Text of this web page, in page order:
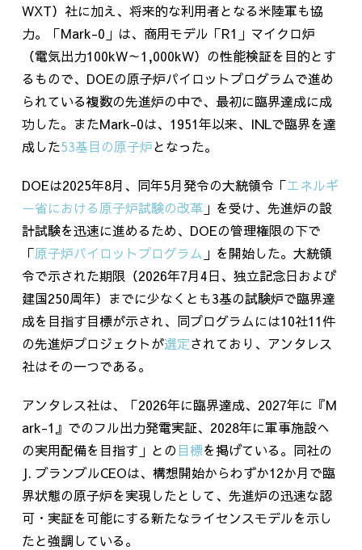
WXT）社に加え、将来的な利用者となる米陸軍も協
力。「Mark-0 」は、商用モデル「R1 」マイクロ炉
（電気出力100kW～1,000kW）の性能検証を目的とす
るもので、 DOEの原子炉パイロットプログラムで進め
られている複数の先進炉の中で、最初に臨界達成に成
功した。またMark-0は、 1951年以来、 INLで臨界を達
成した53基目の原子炉となった。
DOEは2025年8月、同年5月発令の大統領令「エネルギ
ー省における原子炉試験の改革」を受け、先進炉の設
計試験を迅速に進めるため、 DOEの管理権限の下で
「原子炉パイロットプログラム 」を開始した。大統領
令で示された期限（2026年7月4日、独立記念日および
建国250周年）までに少なくとも3基の試験炉で臨界達
成を目指す目標が示され、同プログラムには10社11件
の先進炉プロジェクトが選定されており、アンタレス
社はその一つである。
アンタレス社は、「2026年に臨界達成、 2027年に『M
ark-1 』でのフル出力発電実証、 2028年に軍事施設へ
の実用配備を目指す」との 目標を掲げている。同社の
J. ブランブルCEOは、構想開始からわずか12か月で臨
界状態の原子炉を実現したとして、先進炉の迅速な認
可・実証を可能にする新たなライセンスモデルを示し
たと強調している。